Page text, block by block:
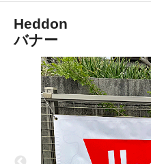
Heddon
バナー